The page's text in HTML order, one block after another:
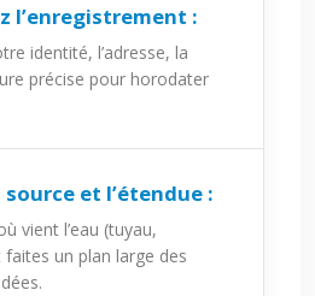
l’enregistrement :
identité, l’adresse, la
précise pour horodater
source et l’étendue :
vient l’eau (tuyau,
faites un plan large des